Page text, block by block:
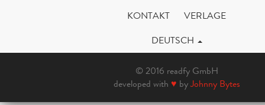
KONTAKT
VERLAGE
DEUTSCH
© 2016 readfy GmbH
developed with ♥ byJohnny Bytes